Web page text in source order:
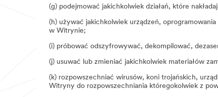
(g) podejmować jakichkolwiek działań, które
(h) używać jakichkolwiek urządzeń,
w Witrynie;
(i) próbować odszyfrowywać, dekompilować,
(j) usuwać lub zmieniać jakichkolwiek materiałów
(k) rozpowszechniać wirusów, koni trojańskich,
Witryny do rozpowszechniania któregokolwiek z